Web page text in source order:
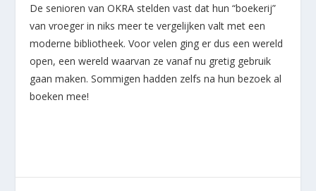
De senioren van OKRA stelden vast dat hun “boekerij”
van vroeger in niks meer te vergelijken valt met een
moderne bibliotheek. Voor velen ging er dus een wereld
open, een wereld waarvan ze vanaf nu gretig gebruik
gaan maken. Sommigen hadden zelfs na hun bezoek al
boeken mee!